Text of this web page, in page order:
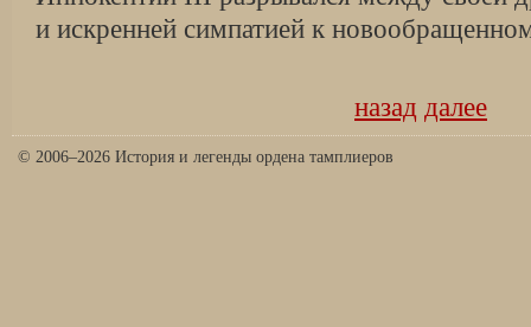
и искренней симпатией к
назад далее
© 2006–2026 История и легенды ордена тамплиеров